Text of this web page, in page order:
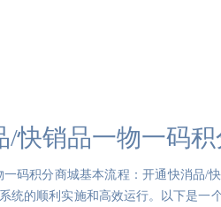
/快销品一物一码
码积分商城基本流程：开通快消品/
统的顺利实施和高效运行。以下是一